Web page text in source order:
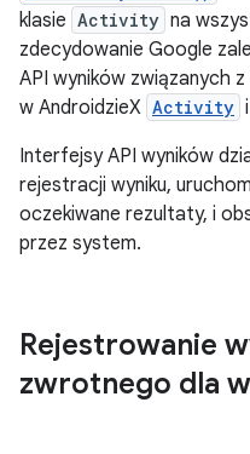
klasie Activity na
zdecydowanie Google
API wyników związanych
w AndroidzieX Activity i
Interfejsy API wyników
rejestracji wyniku,
oczekiwane rezultaty, i
przez system.
Rejestrowanie
zwrotnego dla